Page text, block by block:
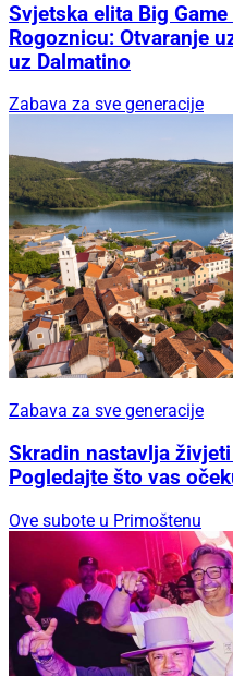
Svjetska elita Big
Rogoznicu: Otvaranje
uz Dalmatino
Zabava za sve generacije
Zabava za sve generacije
Skradin nastavlja
Pogledajte što vas
Ove subote u Primoštenu